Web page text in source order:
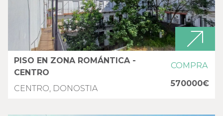
PISO EN ZONA ROMÁNTICA -
CENTRO
CENTRO, DONOSTIA
COMPRA
570000€